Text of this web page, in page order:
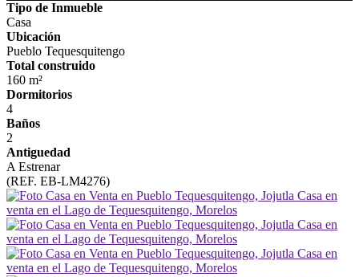
Tipo de Inmueble
Casa
Ubicación
Pueblo Tequesquitengo
Total construido
160 m²
Dormitorios
4
Baños
2
Antiguedad
A Estrenar
(REF. EB-LM4276)